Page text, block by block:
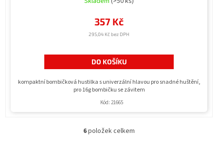
295,04 Kč bez DPH
357 Kč
DO KOŠÍKU
kompaktní bombičková hustilka s univerzální hlavou pro snadné huštění,
pro 16g bombičku se závitem
Kód: 21665
O
6položek celkem